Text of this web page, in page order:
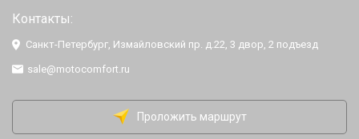
Контакты:
Санкт-Петербург, Измайловский пр. д.22, 3 двор, 2 подъезд
sale@motocomfort.ru
Проложить маршрут